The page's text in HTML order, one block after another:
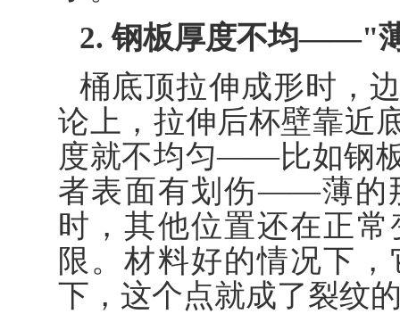
2. 钢板厚度不均——"
桶底顶拉伸成形时，
论上，拉伸后杯壁靠近
度就不均匀——比如钢
者表面有划伤——薄的
时，其他位置还在正
限。材料好的情况下
下，这个点就成了裂纹